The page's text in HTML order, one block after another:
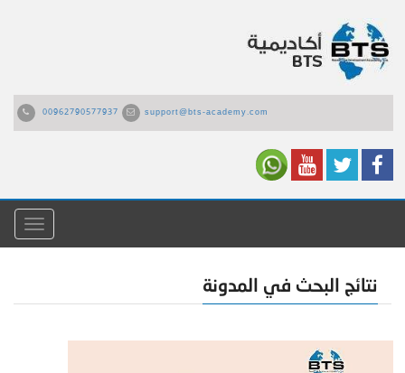
00962790577937 support@bts-academy.com
القائمة
نتائج البحث في المدونة